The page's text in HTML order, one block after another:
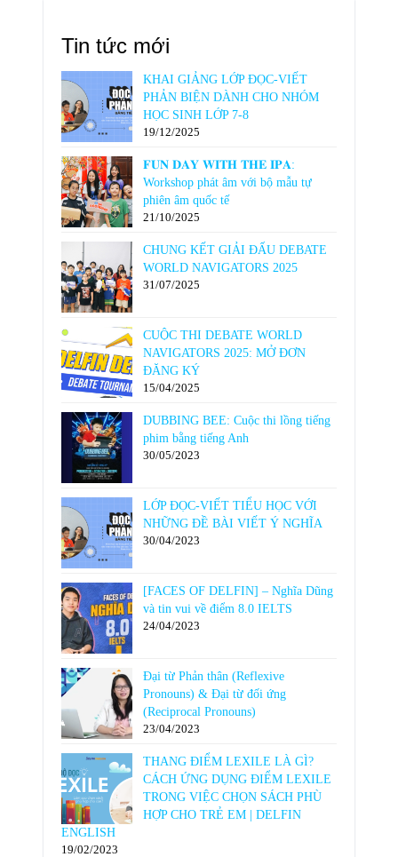
Tin tức mới
KHAI GIẢNG LỚP ĐỌC-VIẾT
PHẢN BIỆN DÀNH CHO NHÓM
HỌC SINH LỚP 7-8
19/12/2025
𝐅𝐔𝐍 𝐃𝐀𝐘 𝐖𝐈𝐓𝐇 𝐓𝐇𝐄 𝐈𝐏𝐀:
Workshop phát âm với bộ mẫu tự
phiên âm quốc tế
21/10/2025
CHUNG KẾT GIẢI ĐẤU DEBATE
WORLD NAVIGATORS 2025
31/07/2025
CUỘC THI DEBATE WORLD
NAVIGATORS 2025: MỞ ĐƠN
ĐĂNG KÝ
15/04/2025
DUBBING BEE: Cuộc thi lồng tiếng
phim bằng tiếng Anh
30/05/2023
LỚP ĐỌC-VIẾT TIỂU HỌC VỚI
NHỮNG ĐỀ BÀI VIẾT Ý NGHĨA
30/04/2023
[FACES OF DELFIN] – Nghĩa Dũng
và tin vui về điểm 8.0 IELTS
24/04/2023
Đại từ Phản thân (Reflexive
Pronouns) & Đại từ đối ứng
(Reciprocal Pronouns)
23/04/2023
THANG ĐIỂM LEXILE LÀ GÌ?
CÁCH ỨNG DỤNG ĐIỂM LEXILE
TRONG VIỆC CHỌN SÁCH PHÙ
HỢP CHO TRẺ EM | DELFIN
ENGLISH
19/02/2023